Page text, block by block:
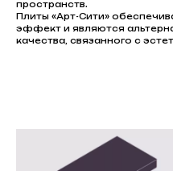
пространств.
Плиты «Арт-Сити»
эффект и являются
качества, связанного с